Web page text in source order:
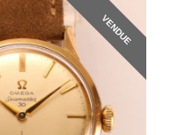
VENDUE